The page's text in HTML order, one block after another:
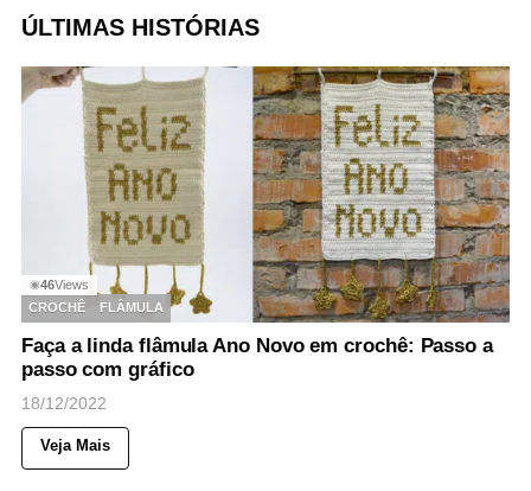
ÚLTIMAS HISTÓRIAS
◉46Views
CROCHÊ
FLÂMULA
Faça a linda flâmula Ano Novo em crochê: Passo a
passo com gráfico
18/12/2022
Veja Mais